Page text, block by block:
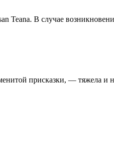
В случае
присказки, — тяжела и